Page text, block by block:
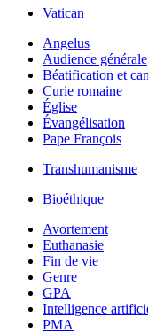
Vatican
Angelus
Audience générale
Béatification et
Curie romaine
Église
Évangélisation
Pape François
Transhumanisme
Bioéthique
Avortement
Euthanasie
Fin de vie
Genre
GPA
Intelligence
PMA